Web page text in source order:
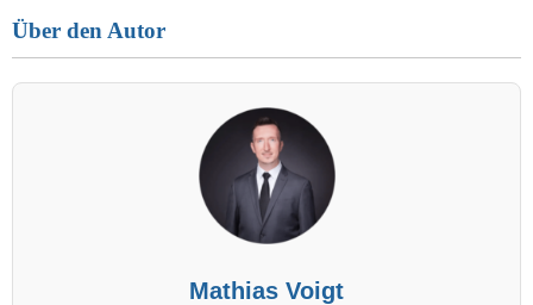
Über den Autor
Mathias Voigt